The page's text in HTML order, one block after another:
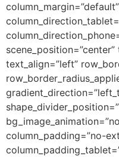
text_align=”left”
column_padding=”no-